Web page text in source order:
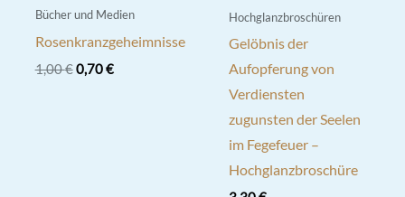
Bücher und Medien
Rosenkranzgeheimnisse
1,00€ Ursprünglicher
0,70€Aktueller
Hochglanzbroschüren
Gelöbnis der
Aufopferung von
Verdiensten
zugunsten der Seelen
im Fegefeuer –
Hochglanzbroschüre